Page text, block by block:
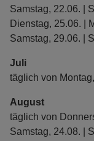
Samstag, 22.06. |
Dienstag, 25.06. |
Samstag, 29.06. |
Juli
täglich von
August
täglich von
Samstag, 24.08. |